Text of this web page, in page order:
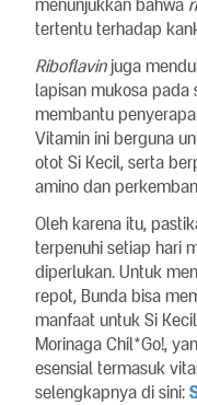
menunjukkan bahwa
tertentu terhadap
Riboflavinjuga
lapisan mukosa pada
membantu
Vitamin ini berguna
otot Si Kecil, serta
amino dan
Oleh karena itu,
terpenuhi setiap hari
diperlukan. Untuk
repot, Bunda bisa
manfaat untuk Si
Morinaga Chil*Go!,
esensial termasuk
selengkapnya di sini: